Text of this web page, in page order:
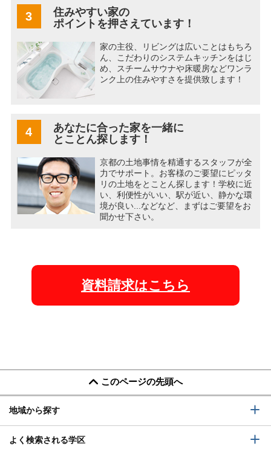
3
住みやすい家の
ポイントを押さえています！
家の主役、リビングは広いことはもちろ
ん、こだわりのシステムキッチンをはじ
め、スチームサウナや床暖房などワンラ
ンク上の住みやすさを提供致します！
4
あなたに合った家を一緒に
とことん探します！
京都の土地事情を精通するスタッフが全
力でサポート。お客様のご要望にピッタ
リの土地をとことん探します！学校に近
い、利便性がいい、駅が近い、静かな環
境が良い...などなど、まずはご要望をお
聞かせ下さい。
資料請求はこちら
このページの先頭へ
地域から探す
よく検索される学区